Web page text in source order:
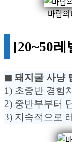
[20~50
◼︎ 돼지굴 사냥
1) 초중반 경험
2) 중반부부터
3) 지속적으로